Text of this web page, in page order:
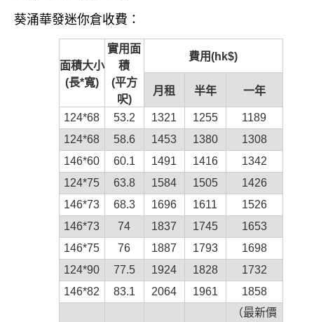
葵涌華發迷你倉收費：
面積大小
(長*寬)
實用面
積
(平方
呎)
費用(hk$)
月租 半年 一年
124*68 53.2 1321 1255
1189
124*68
58.6 1453 1380
1308
146*60
60.1 1491 1416
1342
124*75
63.8 1584 1505
1426
146*73
68.3 1696 1611
1526
146*73
74 1837 1745
1653
146*75
76 1887 1793
1698
124*90
77.5 1924 1828
1732
146*82
83.1 2064 1961
1858
（最新價